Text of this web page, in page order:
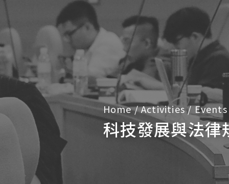
Home/Activities/Events
科技發展與法律